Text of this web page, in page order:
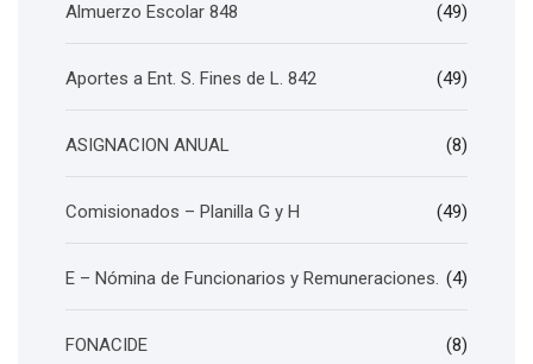
Almuerzo Escolar 848 (49)
Aportes a Ent. S. Fines de L. 842 (49)
ASIGNACION ANUAL (8)
Comisionados – Planilla G y H (49)
E – Nómina de Funcionarios y Remuneraciones. (4)
FONACIDE (8)